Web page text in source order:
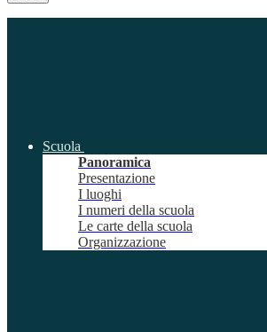
Scuola
Panoramica
Presentazione
I luoghi
I numeri della scuola
Le carte della scuola
Organizzazione